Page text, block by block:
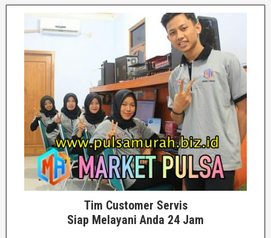
Tim Customer Servis
Siap Melayani Anda 24 Jam